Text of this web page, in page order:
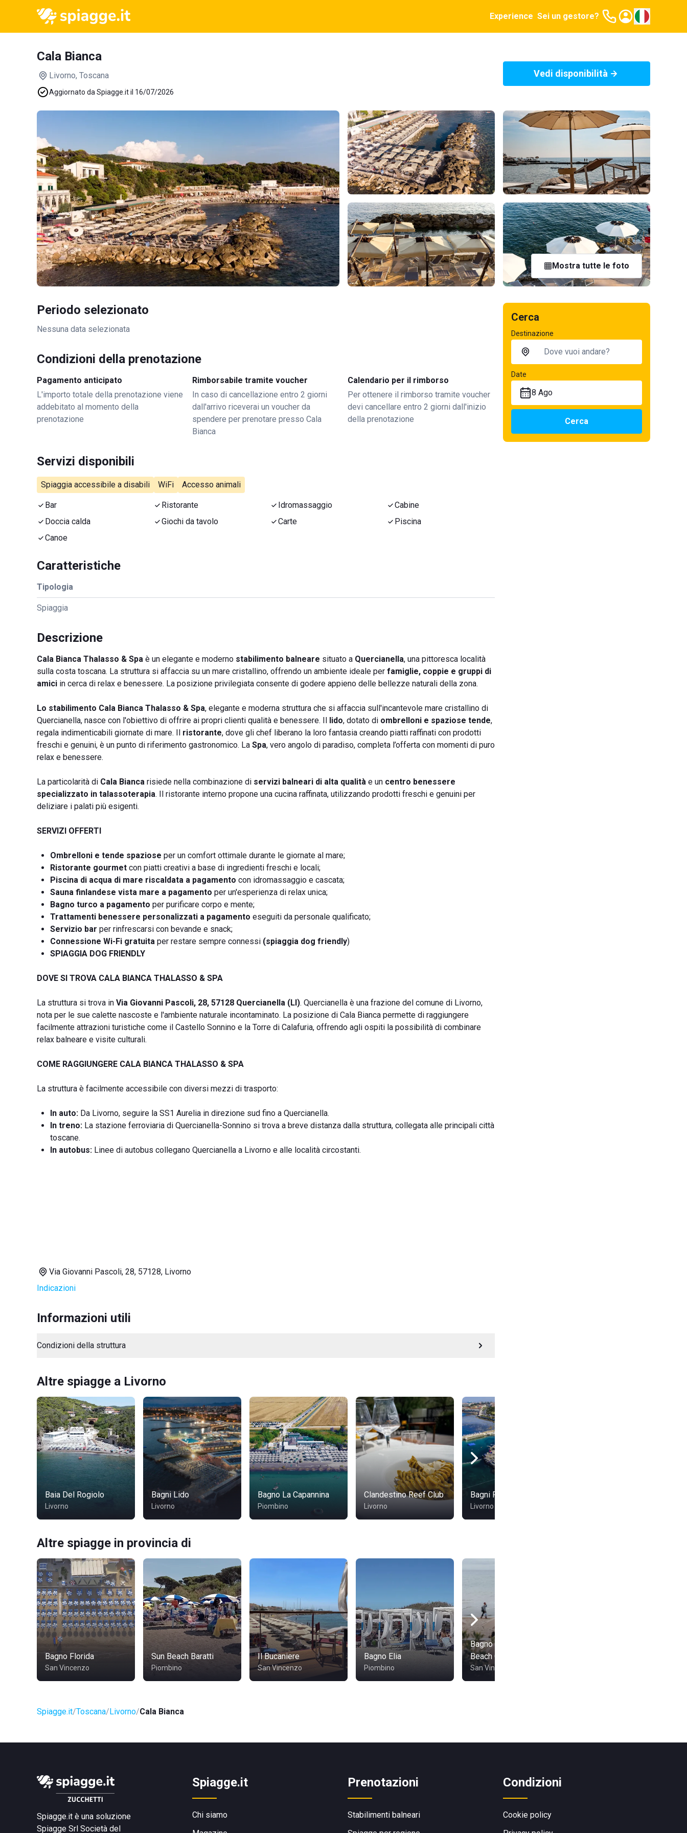
Experience Sei un gestore?
Cala Bianca
Livorno, Toscana
Aggiornato da Spiagge.it il 16/07/2026
Vedi disponibilità
Mostra tutte le foto
Periodo selezionato
Nessuna data selezionata
Condizioni della prenotazione
Pagamento anticipato
L'importo totale della prenotazione viene
addebitato al momento della
prenotazione
Rimborsabile tramite voucher
In caso di cancellazione entro 2 giorni
dall'arrivo riceverai un voucher da
spendere per prenotare presso Cala
Bianca
Calendario per il rimborso
Per ottenere il rimborso tramite voucher
devi cancellare entro 2 giorni dall'inizio
della prenotazione
Servizi disponibili
Spiaggia accessibile a disabili WiFi Accesso animali
Bar Ristorante Idromassaggio
Cabine
Doccia calda
Giochi da tavolo Carte
Piscina
Canoe
Caratteristiche
Tipologia
Spiaggia
Descrizione
Cala Bianca Thalasso & Spa è un elegante e moderno stabilimento balneare situato a Quercianella, una pittoresca località
sulla costa toscana. La struttura si affaccia su un mare cristallino, offrendo un ambiente ideale per famiglie, coppie e gruppi di
amici in cerca di relax e benessere. La posizione privilegiata consente di godere appieno delle bellezze naturali della zona.
Lo stabilimento Cala Bianca Thalasso & Spa, elegante e moderna struttura che si affaccia sull'incantevole mare cristallino di
Quercianella, nasce con l'obiettivo di offrire ai propri clienti qualità e benessere. Il lido, dotato di ombrelloni e spaziose tende,
regala indimenticabili giornate di mare. Il ristorante, dove gli chef liberano la loro fantasia creando piatti raffinati con prodotti
freschi e genuini, è un punto di riferimento gastronomico. La Spa, vero angolo di paradiso, completa l’offerta con momenti di puro
relax e benessere.
La particolarità di Cala Bianca risiede nella combinazione di servizi balneari di alta qualità e un centro benessere
specializzato in talassoterapia. Il ristorante interno propone una cucina raffinata, utilizzando prodotti freschi e genuini per
deliziare i palati più esigenti.
SERVIZI OFFERTI
Ombrelloni e tende spaziose per un comfort ottimale durante le giornate al mare;
Ristorante gourmet con piatti creativi a base di ingredienti freschi e locali;
Piscina di acqua di mare riscaldata a pagamento con idromassaggio e cascata;
Sauna finlandese vista mare a pagamento per un'esperienza di relax unica;
Bagno turco a pagamento per purificare corpo e mente;
Trattamenti benessere personalizzati a pagamento eseguiti da personale qualificato;
Servizio bar per rinfrescarsi con bevande e snack;
Connessione Wi-Fi gratuita per restare sempre connessi (spiaggia dog friendly)
SPIAGGIA DOG FRIENDLY
DOVE SI TROVA CALA BIANCA THALASSO & SPA
La struttura si trova in Via Giovanni Pascoli, 28, 57128 Quercianella (LI). Quercianella è una frazione del comune di Livorno,
nota per le sue calette nascoste e l'ambiente naturale incontaminato. La posizione di Cala Bianca permette di raggiungere
facilmente attrazioni turistiche come il Castello Sonnino e la Torre di Calafuria, offrendo agli ospiti la possibilità di combinare
relax balneare e visite culturali.
COME RAGGIUNGERE CALA BIANCA THALASSO & SPA
La struttura è facilmente accessibile con diversi mezzi di trasporto:
In auto: Da Livorno, seguire la SS1 Aurelia in direzione sud fino a Quercianella.
In treno: La stazione ferroviaria di Quercianella-Sonnino si trova a breve distanza dalla struttura, collegata alle principali città
toscane.
In autobus: Linee di autobus collegano Quercianella a Livorno e alle località circostanti.
Via Giovanni Pascoli, 28, 57128, Livorno
Indicazioni
Informazioni utili
Condizioni della struttura
Altre spiagge a Livorno
Baia Del Rogiolo
Livorno
Bagni Lido
Livorno
Bagno La Capannina
Piombino
Clandestino Reef Club
Livorno
Bagni Fiume
Livorno
Altre spiagge in provincia di
Bagno Florida
San Vincenzo
Sun Beach Baratti
Piombino
Il Bucaniere
San Vincenzo
Bagno Elia
Piombino
Bagno Paradisino
Beach Club
San Vincenzo
Spiagge.it Toscana Livorno Cala Bianca
Cerca
Destinazione
Date
8 Ago
Cerca
Spiagge.it è una soluzione
Spiagge Srl Società del
Spiagge.it
Chi siamo
Prenotazioni
Stabilimenti balneari
Condizioni
Cookie policy